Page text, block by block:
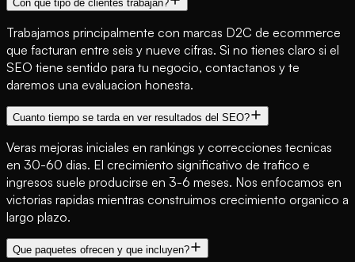
Con que tipo de clientes trabajan?
Trabajamos principalmente con marcas D2C de ecommerce
que facturan entre seis y nueve cifras. Si no tienes claro si el
SEO tiene sentido para tu negocio, contactanos y te
daremos una evaluacion honesta.
Cuanto tiempo se tarda en ver resultados del SEO?
Veras mejoras iniciales en rankings y correcciones tecnicas
en 30-60 dias. El crecimiento significativo de trafico e
ingresos suele producirse en 3-6 meses. Nos enfocamos en
victorias rapidas mientras construimos crecimiento organico a
largo plazo.
Que paquetes ofrecen y que incluyen?